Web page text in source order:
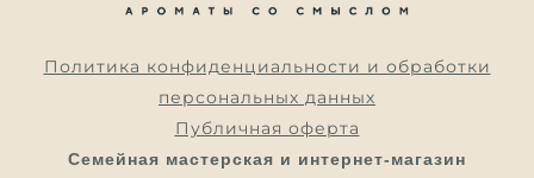
Политика конфиденциальности и обработки
персональных данных
Публичная оферта
Семейная мастерская и интернет-магазин